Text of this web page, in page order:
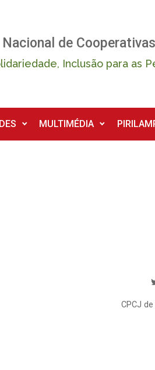
de
Inclusão para as
MULTIMÉDIA
CPCJ